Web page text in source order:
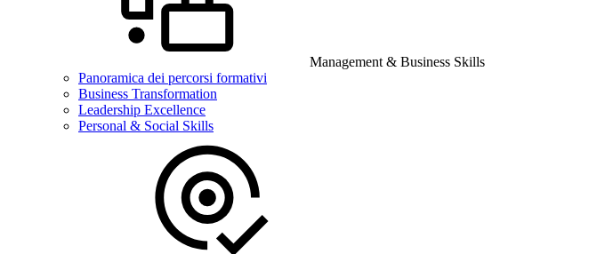
Management & Business Skills
Panoramica dei percorsi formativi
Business Transformation
Leadership Excellence
Personal & Social Skills